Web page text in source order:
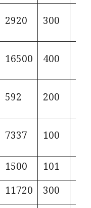
2920 300
16500 400
592 200
7337 100
1500 101
11720 300